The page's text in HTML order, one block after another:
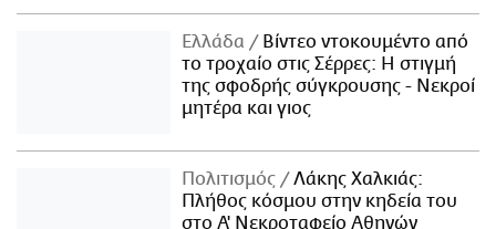
Ελλάδα
Βίντεο ντοκουμέντο από
το τροχαίο στις Σέρρες: Η στιγμή
της σφοδρής σύγκρουσης - Νεκροί
μητέρα και γιος
Πολιτισμός
Λάκης Χαλκιάς:
Πλήθος κόσμου στην κηδεία του
στο Α' Νεκροταφείο Αθηνών